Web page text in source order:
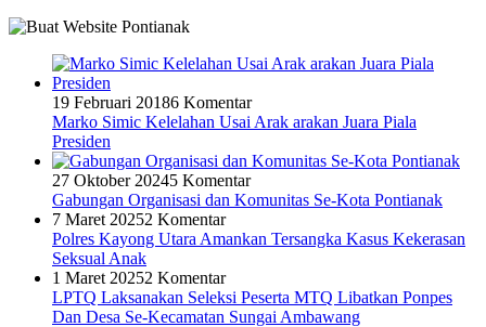
19 Februari 20186 Komentar
Marko Simic Kelelahan Usai Arak arakan Juara Piala
Presiden
27 Oktober 20245 Komentar
Gabungan Organisasi dan Komunitas Se-Kota Pontianak
7 Maret 20252 Komentar
Polres Kayong Utara Amankan Tersangka Kasus Kekerasan
Seksual Anak
1 Maret 20252 Komentar
LPTQ Laksanakan Seleksi Peserta MTQ Libatkan Ponpes
Dan Desa Se-Kecamatan Sungai Ambawang